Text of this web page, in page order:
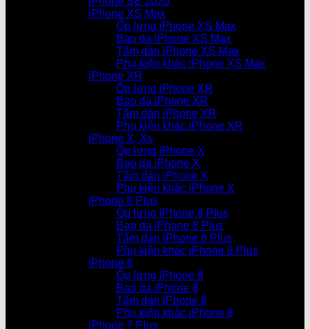
iPhone XS Max
Ốp lưng iPhone XS Max
Bao da iPhone XS Max
Tấm dán iPhone XS Max
Phụ kiện khác iPhone XS Max
iPhone XR
Ốp lưng iPhone XR
Bao da iPhone XR
Tấm dán iPhone XR
Phụ kiện khác iPhone XR
iPhone X, Xs
Ốp lưng iPhone X
Bao da iPhone X
Tấm dán iPhone X
Phụ kiện khác iPhone X
iPhone 8 Plus
Ốp lưng iPhone 8 Plus
Bao da iPhone 8 Plus
Tấm dán iPhone 8 Plus
Phụ kiện khác iPhone 8 Plus
iPhone 8
Ốp lưng iPhone 8
Bao da iPhone 8
Tấm dán iPhone 8
Phụ kiện khác iPhone 8
iPhone 7 Plus